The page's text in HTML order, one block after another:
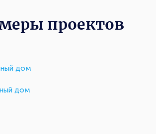
проектов
дом
дом